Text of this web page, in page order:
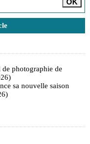
photographie de
sa nouvelle saison